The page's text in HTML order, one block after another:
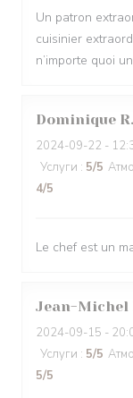
Un patron
cuisinier
n’importe quoi
Dominique R
2024-09-22 -
Услуги : 5/5
4/5
Le chef est un
Jean-Michel
2024-09-15 -
Услуги : 5/5
5/5